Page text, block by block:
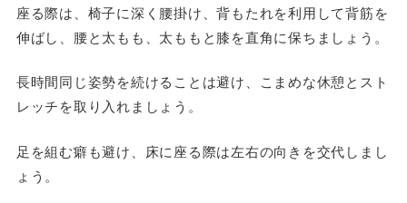
座る際は、椅子に深く腰掛け、背もたれを利用して背筋を
伸ばし、腰と太もも、太ももと膝を直角に保ちましょう。
長時間同じ姿勢を続けることは避け、こまめな休憩とスト
レッチを取り入れましょう。
足を組む癖も避け、床に座る際は左右の向きを交代しまし
ょう。